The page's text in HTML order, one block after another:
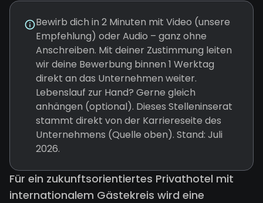
Bewirb dich in 2 Minuten mit Video (unsere
Empfehlung) oder Audio – ganz ohne
Anschreiben. Mit deiner Zustimmung leiten
wir deine Bewerbung binnen 1 Werktag
direkt an das Unternehmen weiter.
Lebenslauf zur Hand? Gerne gleich
anhängen (optional). Dieses Stelleninserat
stammt direkt von der Karriereseite des
Unternehmens (Quelle oben). Stand: Juli
2026.
Für ein zukunftsorientiertes Privathotel mit
internationalem Gästekreis wird eine